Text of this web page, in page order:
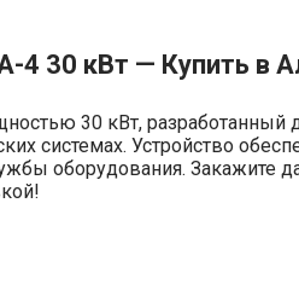
4 30 кВт — Купить в
30 кВт, разработанный
системах. Устройство
оборудования. Закажите